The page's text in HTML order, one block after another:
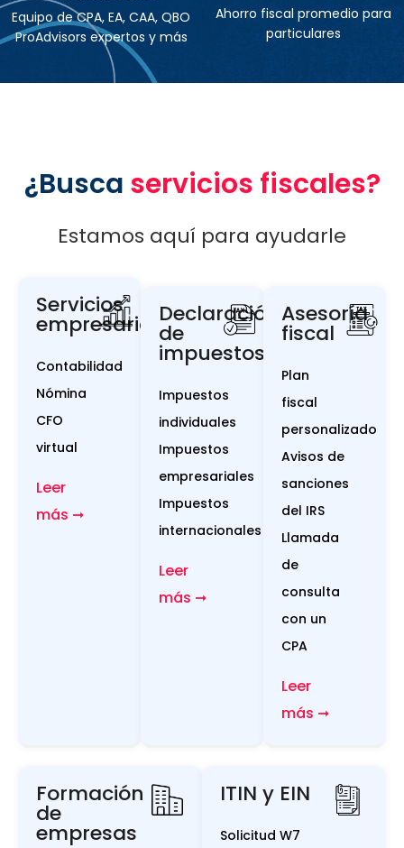
Equipo de CPA, EA, CAA, QBO
ProAdvisors expertos y más
Ahorro fiscal promedio para
particulares
¿Busca servicios fiscales?
Estamos aquí para ayudarle
Servicios
empresariales
Contabilidad
Nómina
CFO
virtual
Leer
más ➞
Declaración
de
impuestos
Impuestos
individuales
Impuestos
empresariales
Impuestos
internacionales
Leer
más ➞
Asesoría
fiscal
Plan
fiscal
personalizado
Avisos de
sanciones
del IRS
Llamada
de
consulta
con un
CPA
Leer
más ➞
Formación
de
empresas
ITIN y EIN
Solicitud W7